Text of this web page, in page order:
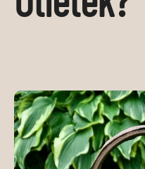
PR CIKKEK